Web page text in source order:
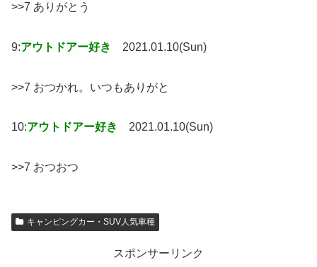
>>7 ありがとう
9:アウトドアー好き 2021.01.10(Sun)
>>7 おつかれ。いつもありがと
10:アウトドアー好き 2021.01.10(Sun)
>>7 おつおつ
キャンピングカー・SUV人気車種
スポンサーリンク